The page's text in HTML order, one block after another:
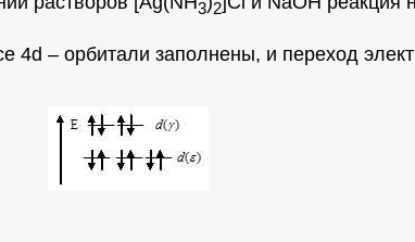
3 2
– орбитали заполнены, и переход